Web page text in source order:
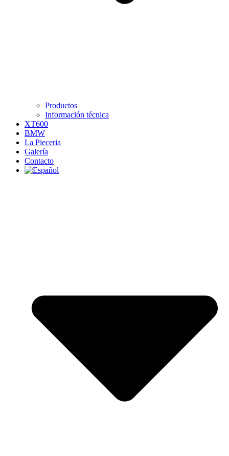
Productos
Información técnica
XT600
BMW
La Pieceria
Galería
Contacto